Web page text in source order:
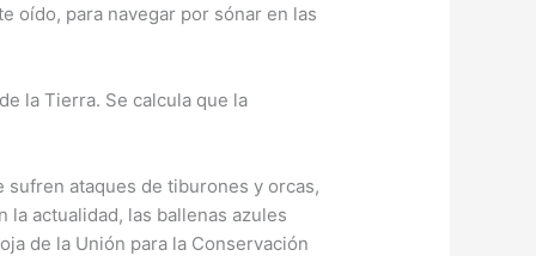
oído, para navegar por sónar en las
la Tierra. Se calcula que la
sufren ataques de tiburones y orcas,
la actualidad, las ballenas azules
de la Unión para la Conservación